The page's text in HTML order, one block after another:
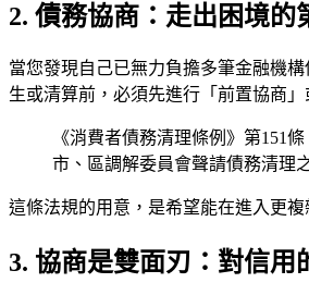
2. 債務協商：走出困境的
當您發現自己已無力負擔多筆金融機
生或清算前，必須先進行「前置協商
《消費者債務清理條例》第151
市、區調解委員會聲請債務清理
這條法規的用意，是希望能在進入更
3. 協商是雙面刃：對信用